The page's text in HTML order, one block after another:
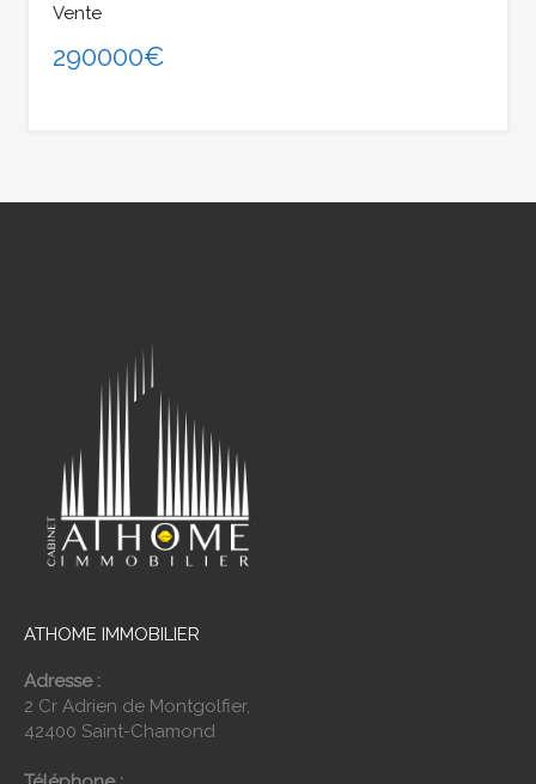
Vente
290000€
ATHOME IMMOBILIER
Adresse :
2 Cr Adrien de Montgolfier,
42400 Saint-Chamond